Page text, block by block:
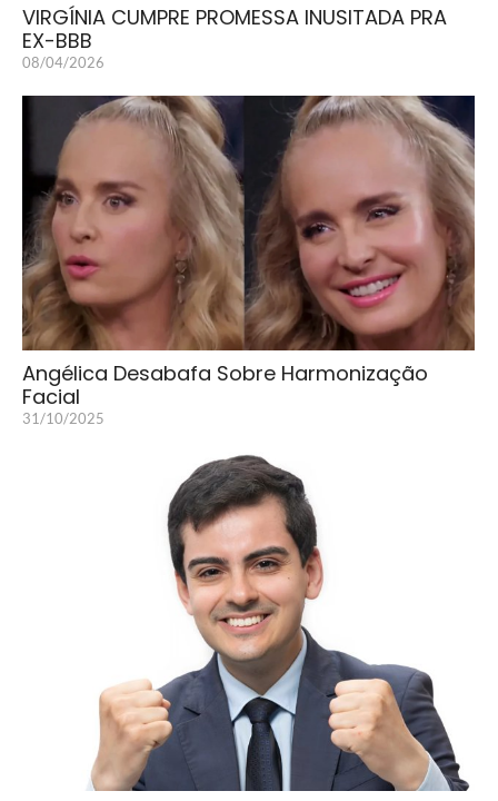
VIRGÍNIA CUMPRE PROMESSA INUSITADA PRA
EX-BBB
08/04/2026
Angélica Desabafa Sobre Harmonização
Facial
31/10/2025